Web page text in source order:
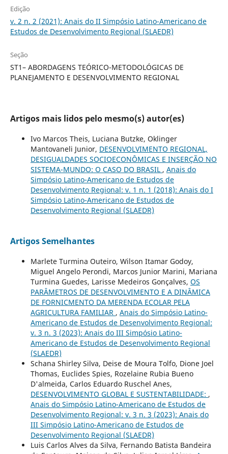
Edição
v. 2 n. 2 (2021): Anais do II Simpósio Latino-Americano de
Estudos de Desenvolvimento Regional (SLAEDR)
Seção
ST1– ABORDAGENS TEÓRICO-METODOLÓGICAS DE
PLANEJAMENTO E DESENVOLVIMENTO REGIONAL
Artigos mais lidos pelo mesmo(s) autor(es)
Ivo Marcos Theis, Luciana Butzke, Oklinger
Mantovaneli Junior, DESENVOLVIMENTO REGIONAL,
DESIGUALDADES SOCIOECONÔMICAS E INSERÇÃO NO
SISTEMA-MUNDO: O CASO DO BRASIL , Anais do
Simpósio Latino-Americano de Estudos de
Desenvolvimento Regional: v. 1 n. 1 (2018): Anais do I
Simpósio Latino-Americano de Estudos de
Desenvolvimento Regional (SLAEDR)
Artigos Semelhantes
Marlete Turmina Outeiro, Wilson Itamar Godoy,
Miguel Angelo Perondi, Marcos Junior Marini, Mariana
Turmina Guedes, Larisse Medeiros Gonçalves, OS
PARÂMETROS DE DESENVOLVIMENTO E A DINÂMICA
DE FORNICMENTO DA MERENDA ECOLAR PELA
AGRICULTURA FAMILIAR , Anais do Simpósio Latino-
Americano de Estudos de Desenvolvimento Regional:
v. 3 n. 3 (2023): Anais do III Simpósio Latino-
Americano de Estudos de Desenvolvimento Regional
(SLAEDR)
Schana Shirley Silva, Deise de Moura Tolfo, Dione Joel
Thomas, Euclides Spies, Rozelaine Rubia Bueno
D'almeida, Carlos Eduardo Ruschel Anes,
DESENVOLVIMENTO GLOBAL E SUSTENTABILIDADE: ,
Anais do Simpósio Latino-Americano de Estudos de
Desenvolvimento Regional: v. 3 n. 3 (2023): Anais do
III Simpósio Latino-Americano de Estudos de
Desenvolvimento Regional (SLAEDR)
Luis Carlos Alves da Silva, Fernando Batista Bandeira